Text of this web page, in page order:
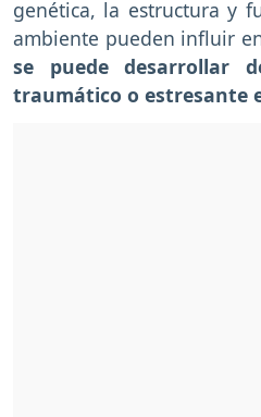
genética, la estructura y
ambiente pueden influir
se puede desarrollar
traumático o estresante